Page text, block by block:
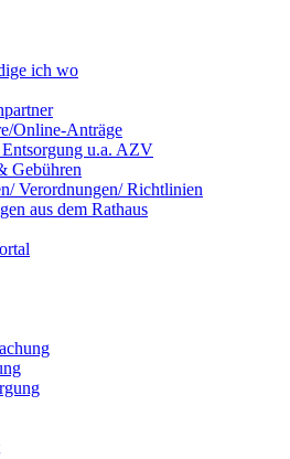
ich wo
Online-Anträge
u.a. AZV
Gebühren
Verordnungen/ Richtlinien
aus dem Rathaus